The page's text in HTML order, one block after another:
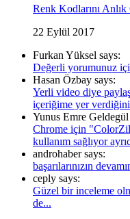
Renk Kodlarını
22 Eylül 2017
Furkan Yüksel says:
Değerli yorumunuz
Hasan Özbay says:
Yerli video diye
içeriğime yer
Yunus Emre Geldegül
Chrome için
kullanım sağlıyor
androhaber says:
başarılarınızın
ceply says:
Güzel bir inceleme
de...